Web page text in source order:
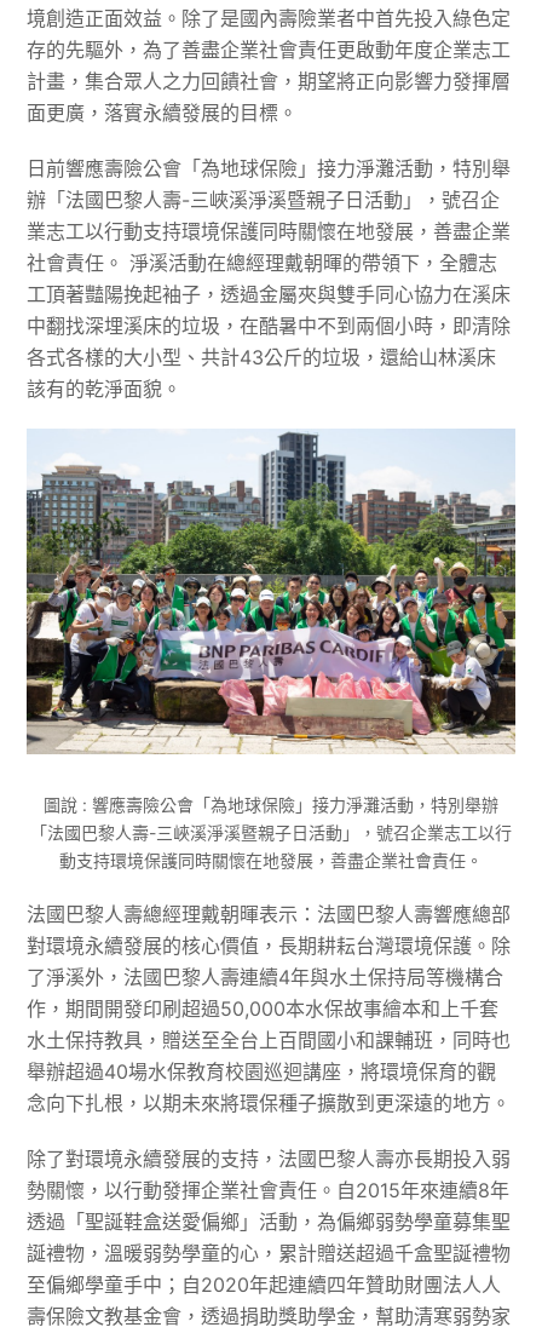
境創造正面效益。除了是國內壽險業者中首先投入綠色定
存的先驅外，為了善盡企業社會責任更啟動年度企業志工
計畫，集合眾人之力回饋社會，期望將正向影響力發揮層
面更廣，落實永續發展的目標。
日前響應壽險公會「為地球保險」接力淨灘活動，特別舉
辦「法國巴黎人壽-三峽溪淨溪暨親子日活動」，號召企
業志工以行動支持環境保護同時關懷在地發展，善盡企業
社會責任。 淨溪活動在總經理戴朝暉的帶領下，全體志
工頂著豔陽挽起袖子，透過金屬夾與雙手同心協力在溪床
中翻找深埋溪床的垃圾，在酷暑中不到兩個小時，即清除
各式各樣的大小型、共計43公斤的垃圾，還給山林溪床
該有的乾淨面貌。
圖說 : 響應壽險公會「為地球保險」接力淨灘活動，特別舉辦
「法國巴黎人壽-三峽溪淨溪暨親子日活動」，號召企業志工以行
動支持環境保護同時關懷在地發展，善盡企業社會責任。
法國巴黎人壽總經理戴朝暉表示：法國巴黎人壽響應總部
對環境永續發展的核心價值，長期耕耘台灣環境保護。除
了淨溪外，法國巴黎人壽連續4年與水土保持局等機構合
作，期間開發印刷超過50,000本水保故事繪本和上千套
水土保持教具，贈送至全台上百間國小和課輔班，同時也
舉辦超過40場水保教育校園巡迴講座，將環境保育的觀
念向下扎根，以期未來將環保種子擴散到更深遠的地方。
除了對環境永續發展的支持，法國巴黎人壽亦長期投入弱
勢關懷，以行動發揮企業社會責任。自2015年來連續8年
透過「聖誕鞋盒送愛偏鄉」活動，為偏鄉弱勢學童募集聖
誕禮物，溫暖弱勢學童的心，累計贈送超過千盒聖誕禮物
至偏鄉學童手中；自2020年起連續四年贊助財團法人人
壽保險文教基金會，透過捐助獎助學金，幫助清寒弱勢家